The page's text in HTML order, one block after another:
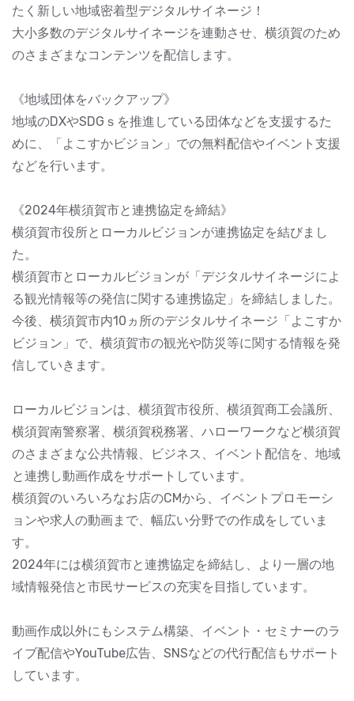
たく新しい地域密着型デジタルサイネージ！
大小多数のデジタルサイネージを連動させ、横須賀のため
のさまざまなコンテンツを配信します。
《地域団体をバックアップ》
地域のDXやSDGｓを推進している団体などを支援するた
めに、「よこすかビジョン」での無料配信やイベント支援
などを行います。
《2024年横須賀市と連携協定を締結》
横須賀市役所とローカルビジョンが連携協定を結びまし
た。
横須賀市とローカルビジョンが「デジタルサイネージによ
る観光情報等の発信に関する連携協定」を締結しました。
今後、横須賀市内10ヵ所のデジタルサイネージ「よこすか
ビジョン」で、横須賀市の観光や防災等に関する情報を発
信していきます。
ローカルビジョンは、横須賀市役所、横須賀商工会議所、
横須賀南警察署、横須賀税務署、ハローワークなど横須賀
のさまざまな公共情報、ビジネス、イベント配信を、地域
と連携し動画作成をサポートしています。
横須賀のいろいろなお店のCMから、イベントプロモーシ
ョンや求人の動画まで、幅広い分野での作成をしていま
す。
2024年には横須賀市と連携協定を締結し、より一層の地
域情報発信と市民サービスの充実を目指しています。
動画作成以外にもシステム構築、イベント・セミナーのラ
イブ配信やYouTube広告、SNSなどの代行配信もサポート
しています。